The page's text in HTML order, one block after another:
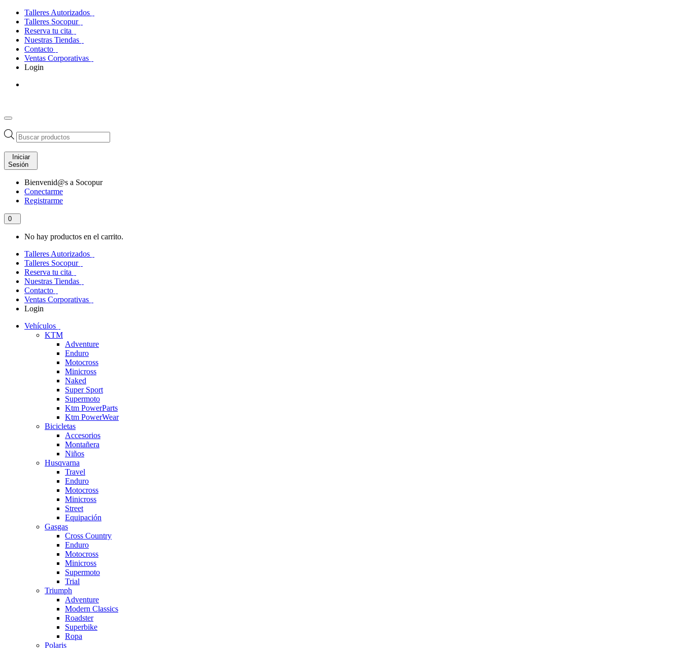
Talleres Autorizados
Talleres Socopur
Reserva tu cita
Nuestras Tiendas
Contacto
Ventas Corporativas
Login
Búsqueda
de
productos
Iniciar
Sesión
Bienvenid@s a Socopur
Conectarme
Registrarme
0
No hay productos en el carrito.
Talleres Autorizados
Talleres Socopur
Reserva tu cita
Nuestras Tiendas
Contacto
Ventas Corporativas
Login
Vehículos
KTM
Adventure
Enduro
Motocross
Minicross
Naked
Super Sport
Supermoto
Ktm PowerParts
Ktm PowerWear
Bicicletas
Accesorios
Montañera
Niños
Husqvarna
Travel
Enduro
Motocross
Minicross
Street
Equipación
Gasgas
Cross Country
Enduro
Motocross
Minicross
Supermoto
Trial
Triumph
Adventure
Modern Classics
Roadster
Superbike
Ropa
Polaris